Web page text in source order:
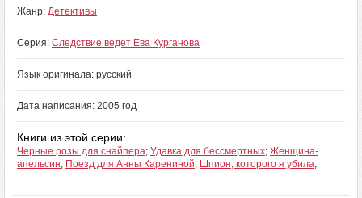
Жанр: Детективы
Серия: Следствие ведет Ева Курганова
Язык оригинала: русский
Дата написания: 2005 год
Книги из этой серии:
Черные розы для снайпера; Удавка для бессмертных; Женщина-
апельсин; Поезд для Анны Карениной; Шпион, которого я убила;